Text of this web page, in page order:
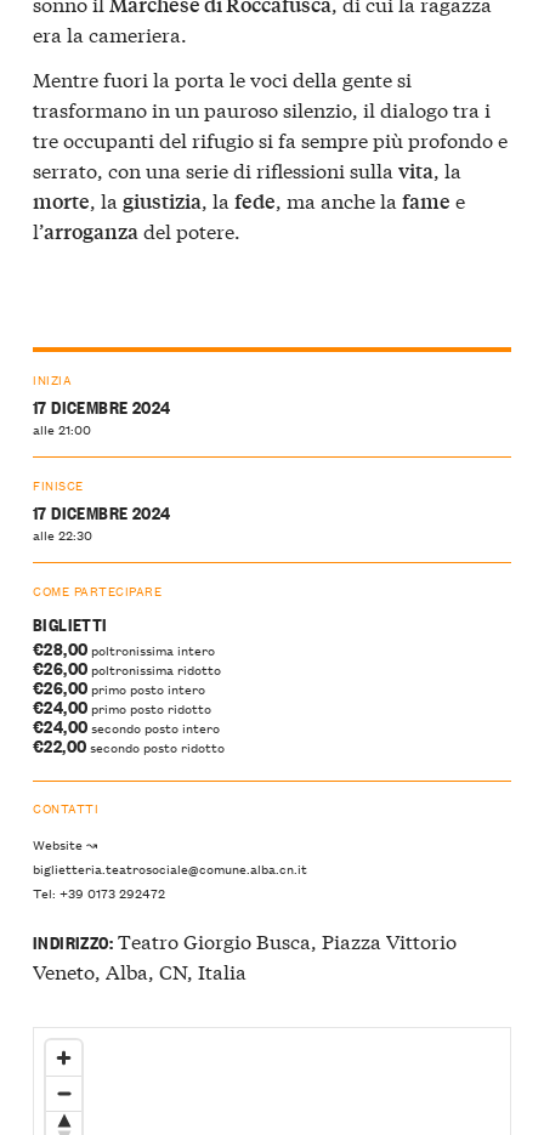
era la cameriera.
Mentre fuori la porta le voci della gente si
trasformano in un pauroso silenzio, il dialogo tra i
tre occupanti del rifugio si fa sempre più profondo e
serrato, con una serie di riflessioni sulla vita, la
morte, la giustizia, la fede, ma anche la fame e
l’arroganzadel potere.
INIZIA
17 DICEMBRE 2024
alle 21:00
FINISCE
17 DICEMBRE 2024
alle 22:30
COME PARTECIPARE
BIGLIETTI
€28,00poltronissima intero
€26,00poltronissima ridotto
€26,00primo posto intero
€24,00primo posto ridotto
€24,00secondo posto intero
€22,00secondo posto ridotto
CONTATTI
Website ↝
biglietteria.teatrosociale@comune.alba.cn.it
Tel: +39 0173 292472
INDIRIZZO:Teatro Giorgio Busca, Piazza Vittorio
Veneto, Alba, CN, Italia